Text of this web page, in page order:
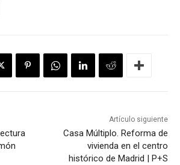
Artículo siguiente
Casa Múltiplo. Reforma de
vivienda en el centro
histórico de Madrid | P+S